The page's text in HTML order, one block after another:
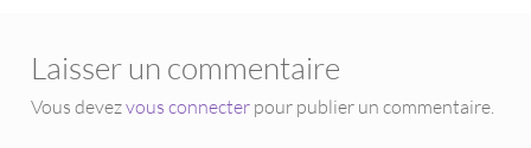
Laisser un commentaire
Vous devezvous connecterpour publier un commentaire.